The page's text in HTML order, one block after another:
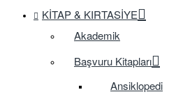
KITAP & KIRTASIYE
Akademik
Başvuru Kitapları
Ansiklopedi